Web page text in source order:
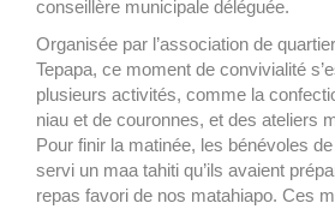
conseillère municipale déléguée.
Organisée par l’association de
Tepapa, ce moment de convivialité
plusieurs activités, comme la
niau et de couronnes, et des ateliers
Pour finir la matinée, les bénévoles
servi un maa tahiti qu’ils avaient
repas favori de nos matahiapo. Ces